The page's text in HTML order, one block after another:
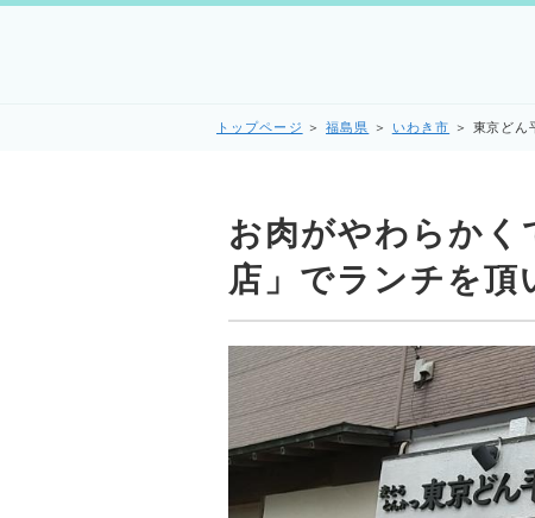
トップページ ＞福島県 ＞ いわき市 ＞ 東京どん
お肉がやわらかく
店」でランチを頂